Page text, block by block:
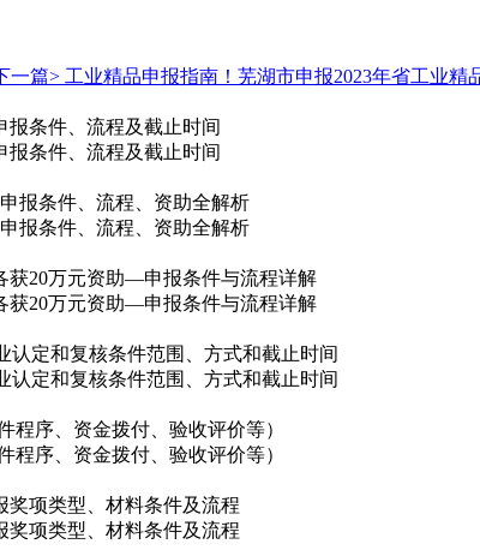
一篇> 工业精品申报指南！芜湖市申报2023年省工业精
报条件、流程及截止时间
报条件、流程及截止时间
报条件、流程、资助全解析
报条件、流程、资助全解析
获20万元资助—申报条件与流程详解
获20万元资助—申报条件与流程详解
认定和复核条件范围、方式和截止时间
认定和复核条件范围、方式和截止时间
程序、资金拨付、验收评价等）
程序、资金拨付、验收评价等）
奖项类型、材料条件及流程
奖项类型、材料条件及流程